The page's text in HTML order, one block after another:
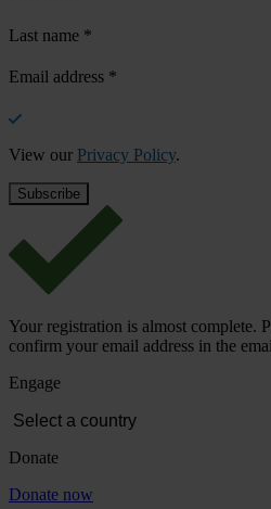
Last name *
Email address *
View our Privacy Policy.
Your registration is almost complete.
confirm your email address in the
Engage
Donate
Donate now